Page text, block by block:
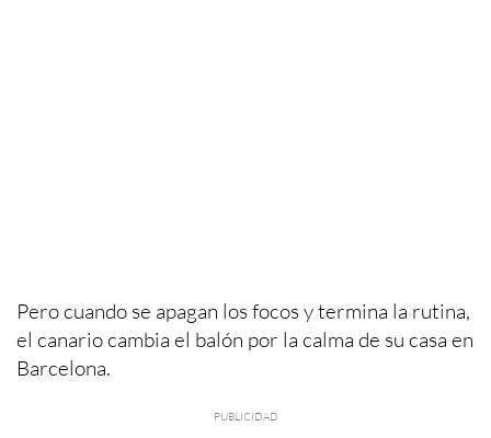
Pero cuando se apagan los focos y termina la rutina,
el canario cambia el balón por la calma de su casa en
Barcelona.